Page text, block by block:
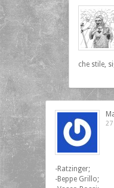
che stile,
-Ratzinger;
-Beppe Grillo;